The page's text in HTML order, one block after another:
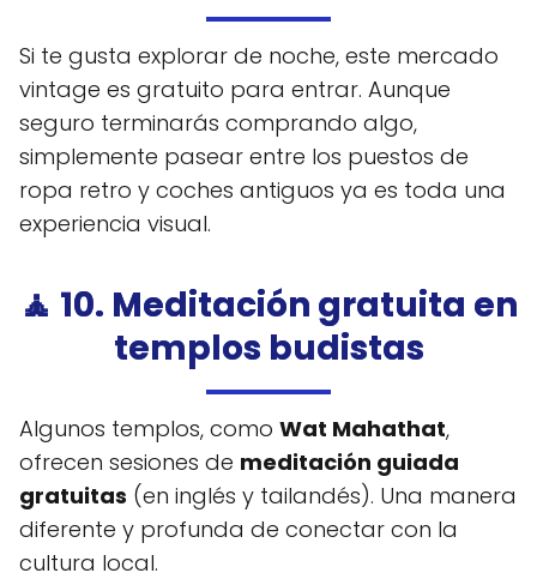
Si te gusta explorar de noche, este mercado
vintage es gratuito para entrar. Aunque
seguro terminarás comprando algo,
simplemente pasear entre los puestos de
ropa retro y coches antiguos ya es toda una
experiencia visual.
🧘 10. Meditación gratuita en
templos budistas
Algunos templos, como Wat Mahathat,
ofrecen sesiones de meditación guiada
gratuitas (en inglés y tailandés). Una manera
diferente y profunda de conectar con la
cultura local.